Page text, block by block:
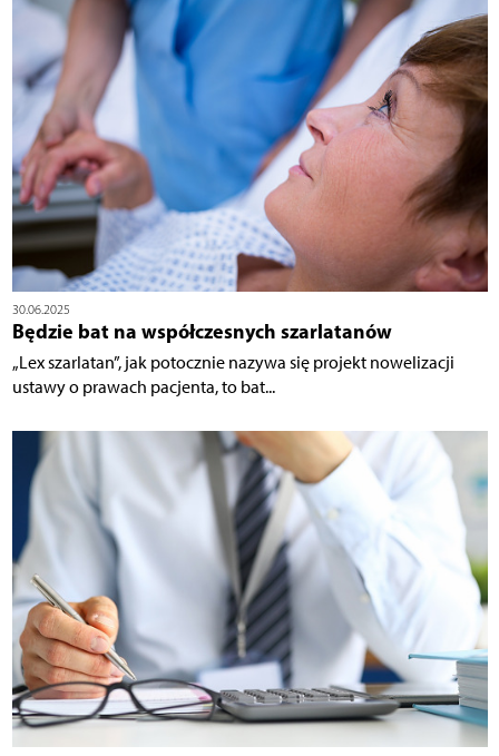
30.06.2025
Będzie bat na współczesnych szarlatanów
„Lex szarlatan”, jak potocznie nazywa się projekt nowelizacji
ustawy o prawach pacjenta, to bat...